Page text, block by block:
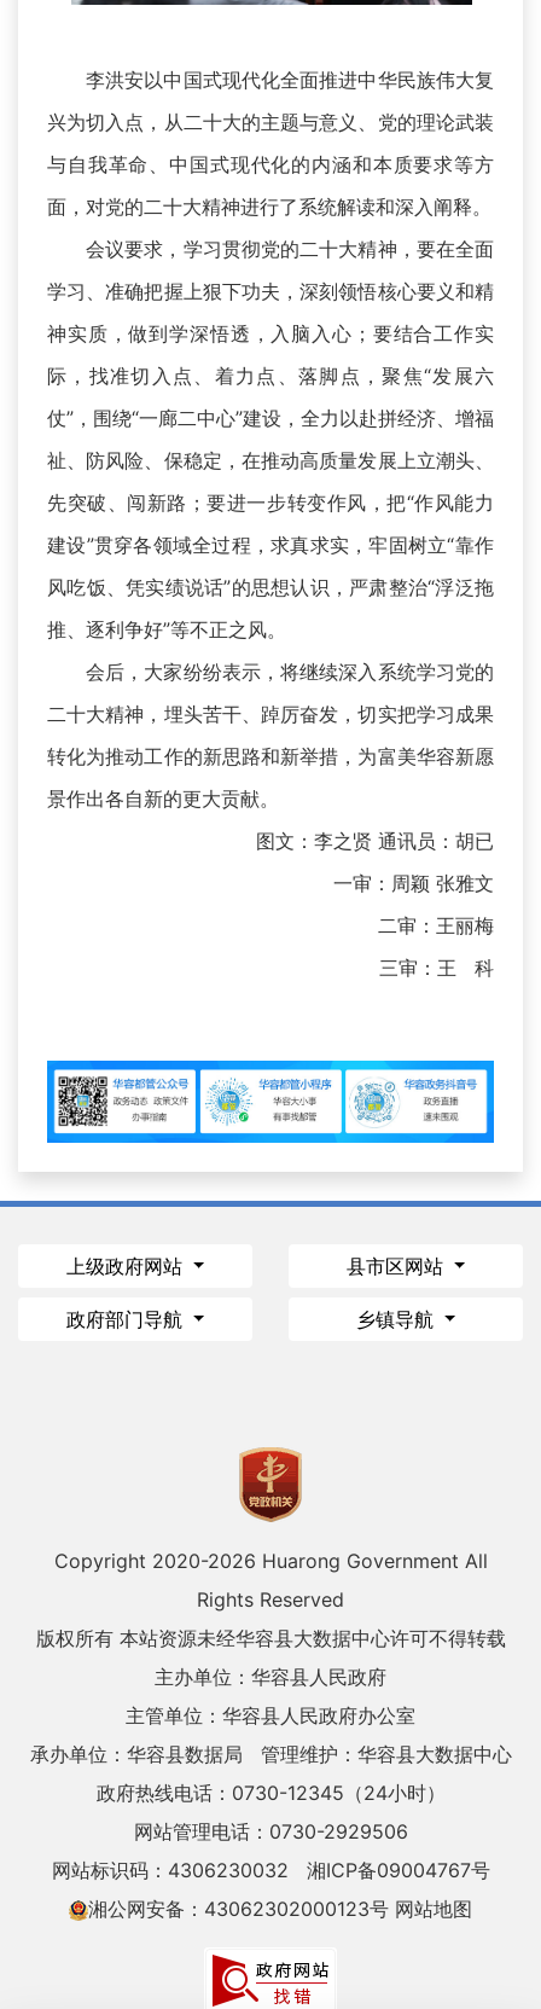
李洪安以中国式现代化全面推进中华民族伟大复
兴为切入点，从二十大的主题与意义、党的理论武装
与自我革命、中国式现代化的内涵和本质要求等方
面，对党的二十大精神进行了系统解读和深入阐释。
会议要求，学习贯彻党的二十大精神，要在全面
学习、准确把握上狠下功夫，深刻领悟核心要义和精
神实质，做到学深悟透，入脑入心；要结合工作实
际，找准切入点、着力点、落脚点，聚焦“发展六
仗”，围绕“一廊二中心”建设，全力以赴拼经济、增福
祉、防风险、保稳定，在推动高质量发展上立潮头、
先突破、闯新路；要进一步转变作风，把“作风能力
建设”贯穿各领域全过程，求真求实，牢固树立“靠作
风吃饭、凭实绩说话”的思想认识，严肃整治“浮泛拖
推、逐利争好”等不正之风。
会后，大家纷纷表示，将继续深入系统学习党的
二十大精神，埋头苦干、踔厉奋发，切实把学习成果
转化为推动工作的新思路和新举措，为富美华容新愿
景作出各自新的更大贡献。
图文：李之贤 通讯员：胡已
一审：周颖 张雅文
二审：王丽梅
三审：王 科
上级政府网站 县市区网站
政府部门导航 乡镇导航
Copyright 2020-2026 Huarong Government All
Rights Reserved
版权所有 本站资源未经华容县大数据中心许可不得转载
主办单位：华容县人民政府
主管单位：华容县人民政府办公室
承办单位：华容县数据局
管理维护：华容县大数据中心
政府热线电话：0730-12345（24小时）
网站管理电话：0730-2929506
网站标识码：4306230032
湘ICP备09004767号
湘公网安备：43062302000123号 网站地图